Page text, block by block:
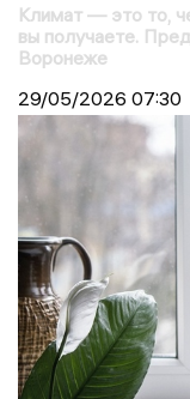
Климат — это то,
вы получаете.
Воронеже
29/05/2026 07:30